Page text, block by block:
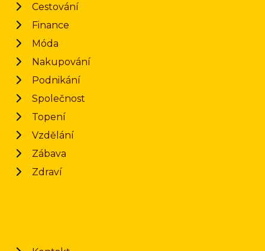
Cestování
Finance
Móda
Nakupování
Podnikání
Společnost
Topení
Vzdělání
Zábava
Zdraví